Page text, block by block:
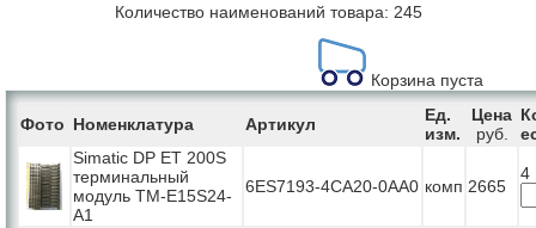
Количество наименований товара: 245
Корзина пуста
Фото Номенклатура Артикул
Ед.
изм.
Цена
руб.
Simatic DP ET 200S
терминальный
модуль TM-E15S24-
A1
6ES7193-4CA20-0AA0 комп 2665
4